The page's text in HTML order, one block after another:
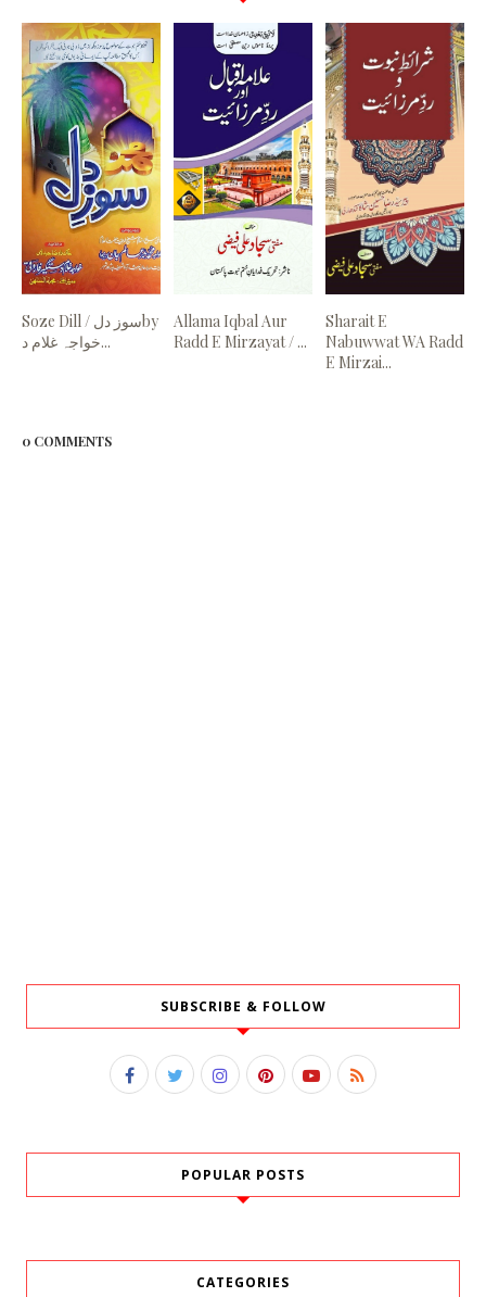
Soze Dill ‎/ سوز دلby
‎خواجہ غلام د...
Allama Iqbal Aur
Radd E Mirzayat / ...
Sharait E
Nabuwwat WA Radd
E Mirzai...
0 COMMENTS
SUBSCRIBE & FOLLOW
POPULAR POSTS
CATEGORIES